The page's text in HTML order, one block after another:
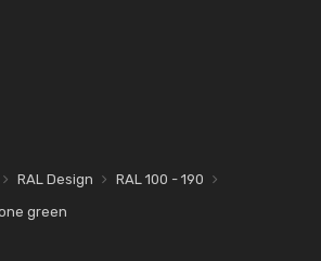
RAL Design
RAL 100 - 190
green